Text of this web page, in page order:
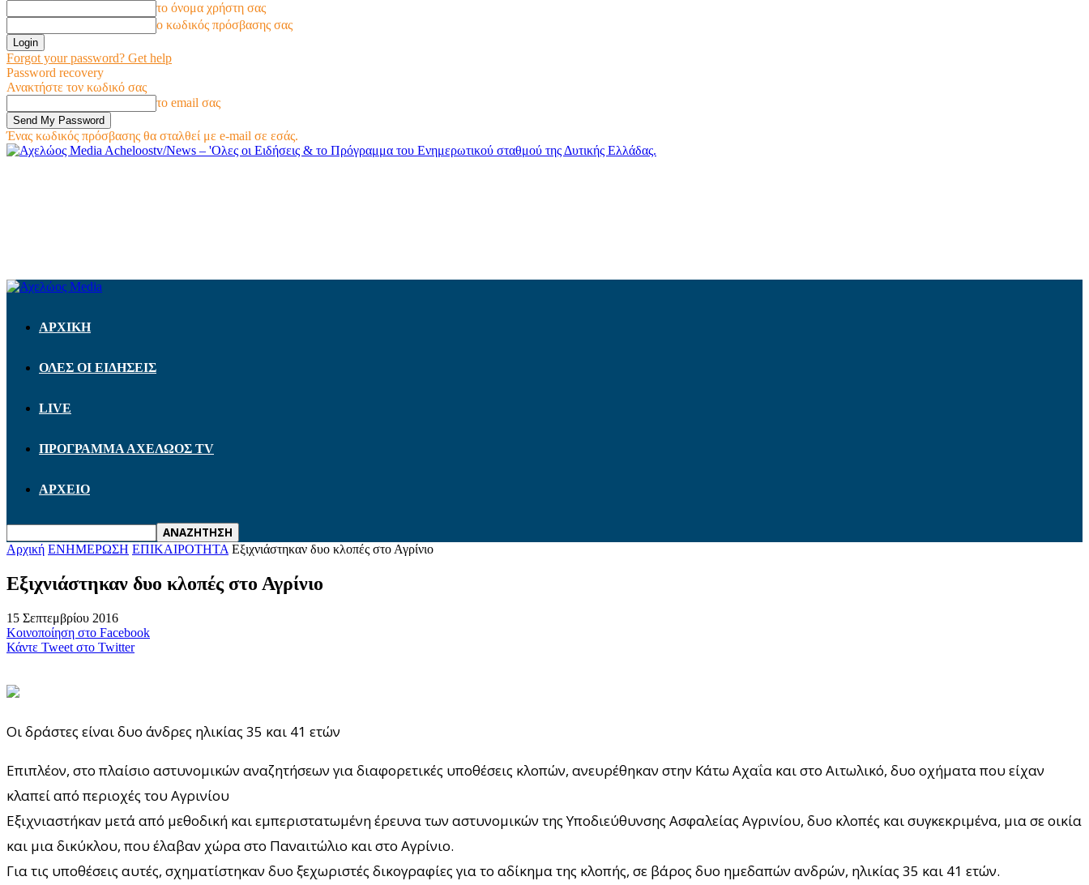
το όνομα χρήστη σας
ο κωδικός πρόσβασης σας
Forgot your password? Get help
Password recovery
Ανακτήστε τον κωδικό σας
το email σας
Ένας κωδικός πρόσβασης θα σταλθεί με e-mail σε εσάς.
Acheloostv/News – 'Ολες οι Ειδήσεις & το Πρόγραμμα του Ενημερωτικού σταθμού της Δυτικής Ελλάδας.
ΑΡΧΙΚΗ
ΟΛΕΣ ΟΙ ΕΙΔΗΣΕΙΣ
LIVE
ΠΡΟΓΡΑΜΜΑ ΑΧΕΛΩΟΣ TV
ΑΡΧΕΙΟ
Αρχική ΕΝΗΜΕΡΩΣΗ ΕΠΙΚΑΙΡΟΤΗΤΑ Εξιχνιάστηκαν δυο κλοπές στο Αγρίνιο
Εξιχνιάστηκαν δυο κλοπές στο Αγρίνιο
15 Σεπτεμβρίου 2016
Κοινοποίηση στο Facebook
Κάντε Tweet στο Twitter
Οι δράστες είναι δυο άνδρες ηλικίας 35 και 41 ετών
Επιπλέον, στο πλαίσιο αστυνομικών αναζητήσεων για διαφορετικές υποθέσεις κλοπών, ανευρέθηκαν στην Κάτω Αχαΐα και στο Αιτωλικό, δυο οχήματα που είχαν
κλαπεί από περιοχές του Αγρινίου
Εξιχνιαστήκαν μετά από μεθοδική και εμπεριστατωμένη έρευνα των αστυνομικών της Υποδιεύθυνσης Ασφαλείας Αγρινίου, δυο κλοπές και συγκεκριμένα, μια σε οικία
και μια δικύκλου, που έλαβαν χώρα στο Παναιτώλιο και στο Αγρίνιο.
Για τις υποθέσεις αυτές, σχηματίστηκαν δυο ξεχωριστές δικογραφίες για το αδίκημα της κλοπής, σε βάρος δυο ημεδαπών ανδρών, ηλικίας 35 και 41 ετών.